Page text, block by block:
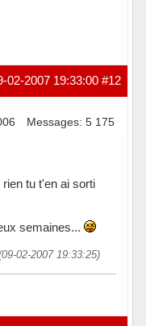
#12
02-2007 19:33:00
Messages: 5 175
tu t'en ai sorti
semaines...
02-2007 19:33:25)